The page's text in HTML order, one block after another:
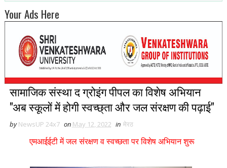
Your Ads Here
सामाजिक संस्था द ग्रोइंग पीपल का विशेष अभियान
"अब स्कूलों में होगी स्वच्छ्ता और जल संरक्षण की पढ़ाई"
by NewsUP 24x7 on May 12, 2022 in मेरठ
एमआईईटी में जल संरक्षण व स्वच्छता पर विशेष अभियान शुरू